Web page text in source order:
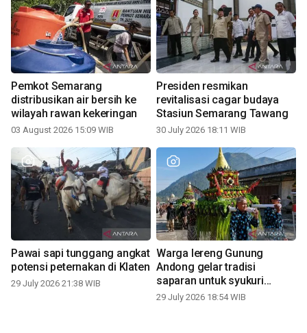
Pemkot Semarang
distribusikan air bersih ke
wilayah rawan kekeringan
03 August 2026 15:09 WIB
Presiden resmikan
revitalisasi cagar budaya
Stasiun Semarang Tawang
30 July 2026 18:11 WIB
Pawai sapi tunggang angkat
potensi peternakan di Klaten
29 July 2026 21:38 WIB
Warga lereng Gunung
Andong gelar tradisi
saparan untuk syukuri
panen
29 July 2026 18:54 WIB